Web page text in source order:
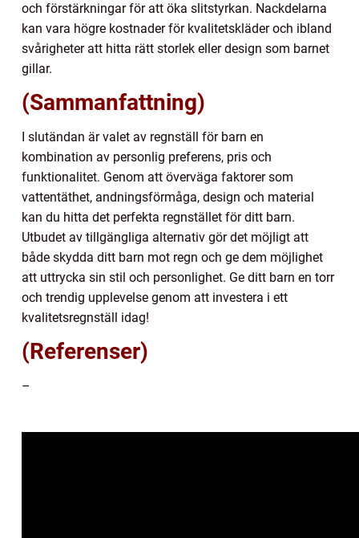
och förstärkningar för att öka slitstyrkan. Nackdelarna
kan vara högre kostnader för kvalitetskläder och ibland
svårigheter att hitta rätt storlek eller design som barnet
gillar.
(Sammanfattning)
I slutändan är valet av regnställ för barn en
kombination av personlig preferens, pris och
funktionalitet. Genom att överväga faktorer som
vattentäthet, andningsförmåga, design och material
kan du hitta det perfekta regnstället för ditt barn.
Utbudet av tillgängliga alternativ gör det möjligt att
både skydda ditt barn mot regn och ge dem möjlighet
att uttrycka sin stil och personlighet. Ge ditt barn en torr
och trendig upplevelse genom att investera i ett
kvalitetsregnställ idag!
(Referenser)
–